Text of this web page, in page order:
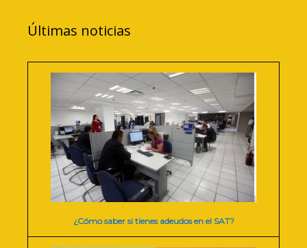
Últimas noticias
¿Cómo saber si tienes adeudos en el SAT?